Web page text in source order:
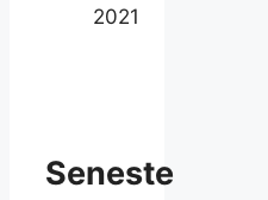
2021
Seneste